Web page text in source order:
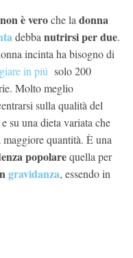
non è veroche la donna
debba nutrirsi per due.
incinta ha bisogno di
in piú solo 200
Molto meglio
sulla qualità del
su una dieta variata che
maggiore quantità. È una
popolarequella per
gravidanza, essendo in